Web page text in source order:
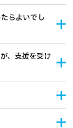
らよいでし
、支援を受け